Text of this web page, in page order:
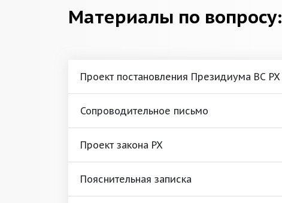
Материалы по вопросу:
Проект постановления Президиума ВС РХ
Сопроводительное письмо
Проект закона РХ
Пояснительная записка